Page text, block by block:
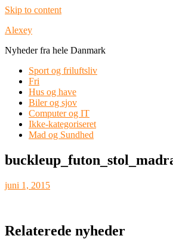
Skip to content
Alexey
Nyheder fra hele Danmark
Sport og friluftsliv
Fri
Hus og have
Biler og sjov
Computer og IT
Ikke-kategoriseret
Mad og Sundhed
juni 1, 2015
Relaterede nyheder